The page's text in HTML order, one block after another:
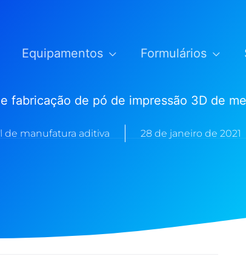
Equipamentos Formulários
fabricação de pó de impressão 3D de
manufatura aditiva 28 de janeiro de 2021